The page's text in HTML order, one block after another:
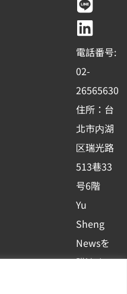
e
b
o
o
k
-
s
q
u
a
r
e
t
u
b
e
e
k
e
d
i
n
電話番号:
02-
26565630
住所：台
北市内湖
区瑞光路
513巷33
号6階
Yu
Sheng
Newsを
購読する